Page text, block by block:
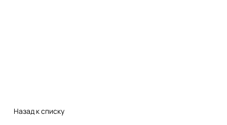
Назад к списку